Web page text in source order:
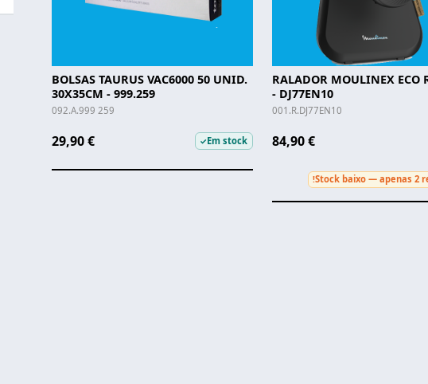
BOLSAS TAURUS VAC6000 50 UNID.
30X35CM - 999.259
092.A.999 259
29,90 € ✓Em stock
RALADOR MOULINEX ECO
- DJ77EN10
001.R.DJ77EN10
84,90 €
!Stock baixo — apenas 2